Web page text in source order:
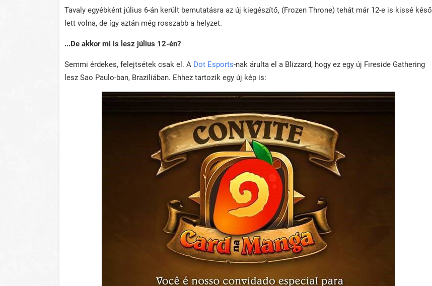
Tavaly egyébként július 6-án került bemutatásra az új kiegészítő, (Frozen Throne) tehát már 12-e is kissé késő
lett volna, de így aztán még rosszabb a helyzet.
...De akkor mi is lesz július 12-én?
Semmi érdekes, felejtsétek csak el. A Dot Esports-nak árulta el a Blizzard, hogy ez egy új Fireside Gathering
lesz Sao Paulo-ban, Brazíliában. Ehhez tartozik egy új kép is: